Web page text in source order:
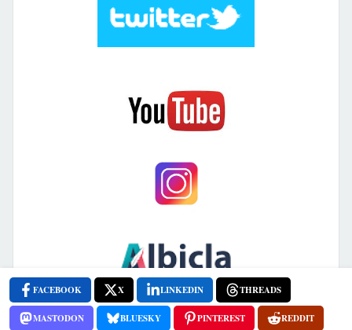
FACEBOOK X LINKEDIN THREADS
MASTODON BLUESKY PINTEREST REDDIT